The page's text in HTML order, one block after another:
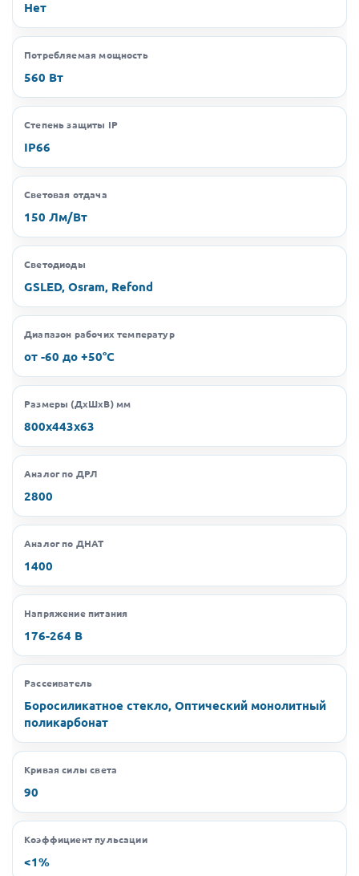
Нет
Потребляемая мощность
560 Вт
Степень защиты IP
IP66
Световая отдача
150 Лм/Вт
Светодиоды
GSLED, Osram, Refond
Диапазон рабочих температур
от -60 до +50°C
Размеры (ДхШхВ) мм
800х443х63
Аналог по ДРЛ
2800
Аналог по ДНАТ
1400
Напряжение питания
176-264 В
Рассеиватель
Боросиликатное стекло, Оптический монолитный
поликарбонат
Кривая силы света
90
Коэффициент пульсации
<1%